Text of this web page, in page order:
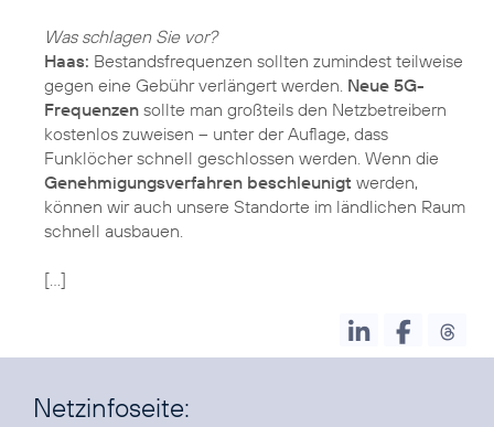
Was schlagen Sie vor?
Haas: Bestandsfrequenzen sollten zumindest teilweise
gegen eine Gebühr verlängert werden. Neue 5G-
Frequenzen sollte man großteils den Netzbetreibern
kostenlos zuweisen – unter der Auflage, dass
Funklöcher schnell geschlossen werden. Wenn die
Genehmigungsverfahren beschleunigt werden,
können wir auch unsere Standorte im ländlichen Raum
schnell ausbauen.
[…]
Netzinfoseite: